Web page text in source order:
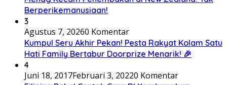
Berperikemanusiaan!
3
Agustus 7, 20260 Komentar
Kumpul Seru Akhir Pekan! Pesta Rakyat Kolam Satu
Hati Family Bertabur Doorprize Menarik! 🎉
4
Juni 18, 2017Februari 3, 20220 Komentar